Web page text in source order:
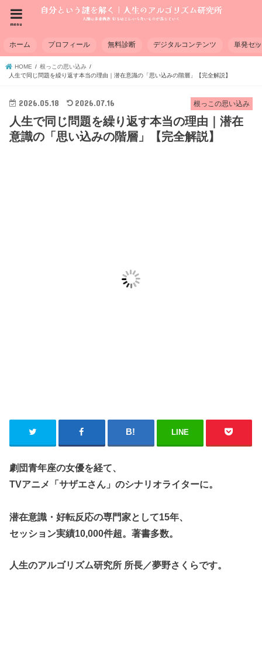
menu
ホーム プロフィール 無料診断 デジタルコンテンツ 単発セ
HOME
根っこの思い込み
人生で同じ問題を繰り返す本当の理由｜潜在意識の「思い込みの階層」【完全解説】
根っこの思い込み
2026.05.18 2026.07.16
人生で同じ問題を繰り返す本当の理由｜潜在
意識の「思い込みの階層」【完全解説】
LINE
劇団青年座の女優を経て、
TVアニメ「サザエさん」のシナリオライターに。
潜在意識・好転反応の専門家として15年、
セッション実績10,000件超。著書多数。
人生のアルゴリズム研究所 所長／夢野さくらです。